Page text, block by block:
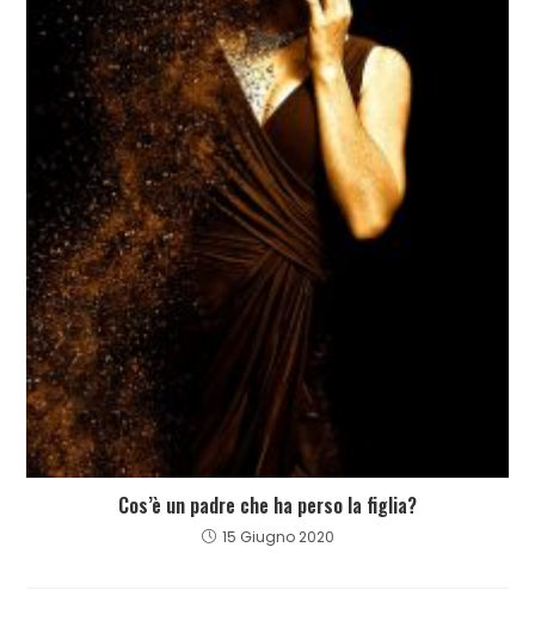
Cos’è un padre che ha perso la figlia?
15 Giugno 2020